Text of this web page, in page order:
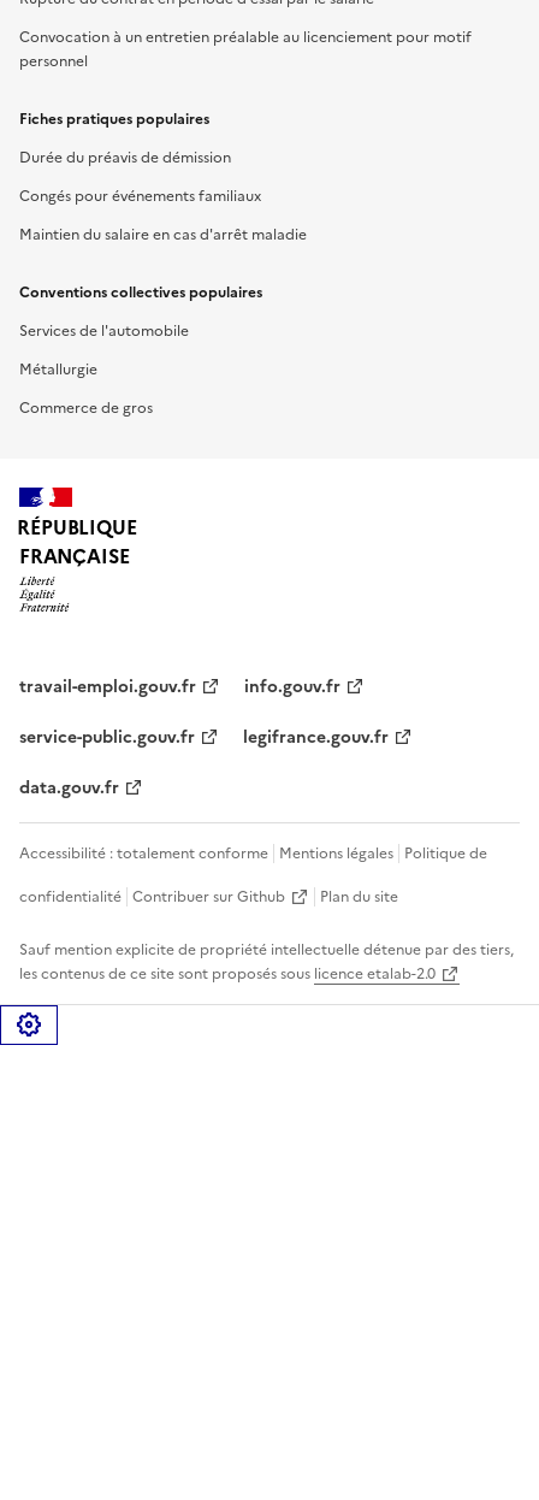
Convocation à un entretien préalable au licenciement pour motif
personnel
Fiches pratiques populaires
Durée du préavis de démission
Congés pour événements familiaux
Maintien du salaire en cas d'arrêt maladie
Conventions collectives populaires
Services de l'automobile
Métallurgie
Commerce de gros
RÉPUBLIQUE
FRANÇAISE
travail-emploi.gouv.fr
info.gouv.fr
service-public.gouv.fr
legifrance.gouv.fr
data.gouv.fr
Accessibilité : totalement conforme Mentions légales Politique de
confidentialité Contribuer sur Github Plan du site
Sauf mention explicite de propriété intellectuelle détenue par des tiers,
les contenus de ce site sont proposés sous licence etalab-2.0
Gérer les cookies